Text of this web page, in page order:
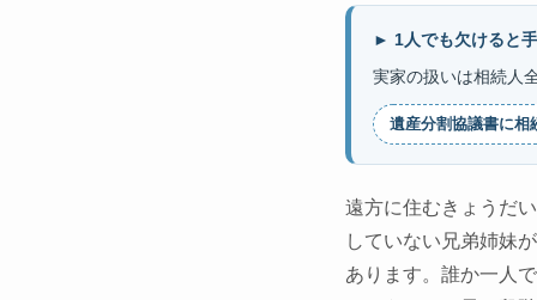
► 1人でも欠けると
実家の扱いは相続人
遺産分割協議書に相
遠方に住むきょうだ
していない兄弟姉妹
あります。誰か一人